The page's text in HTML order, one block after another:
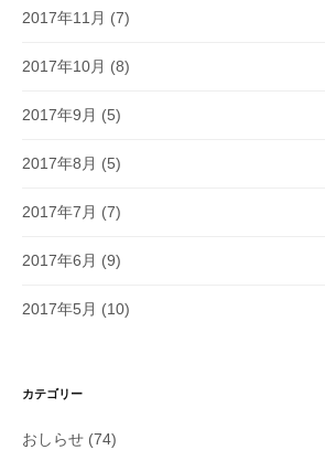
2017年11月 (7)
2017年10月 (8)
2017年9月 (5)
2017年8月 (5)
2017年7月 (7)
2017年6月 (9)
2017年5月 (10)
カテゴリー
おしらせ (74)